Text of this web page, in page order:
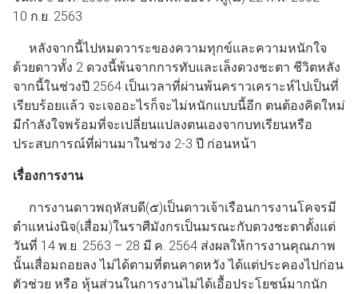
10 ก.ย. 2563
หลังจากนี้ไปหมดวาระของความทุกข์และความหนักใจ
ด้วยดาวทั้ง 2 ดวงนี้พ้นจากการทับและเล็งดวงชะตา ชีวิตหลัง
จากนี้ในช่วงปี 2564 เป็นเวลาที่ผ่านพ้นคราวเคราะห์ไปเป็นที่
เรียบร้อยแล้ว จะเจออะไรก็จะไม่หนักแบบนี้อีก ตนต้องคิดใหม่
มีกำลังใจพร้อมที่จะเปลี่ยนแปลงตนเองจากบทเรียนหรือ
ประสบการณ์ที่ผ่านมาในช่วง 2-3 ปี ก่อนหน้า
เรื่องการงาน
การงานดาวพฤหัสบดี(๕)เป็นดาวเจ้าเรือนการงานโคจรมี
ตำแหน่งนิจ(เสื่อม)ในราศีมังกรเป็นมรณะกับดวงชะตาตั้งแต่
วันที่ 14 พ.ย. 2563 – 28 มี.ค. 2564 ส่งผลให้การงานคุณภาพ
นั้นเสื่อมถอยลง ไม่ได้ตามที่ตนคาดหวัง ได้แต่ประคองไปก่อน
ตัวช่วย หรือ หุ้นส่วนในการงานไม่ได้เอื้อประโยชน์มากนัก